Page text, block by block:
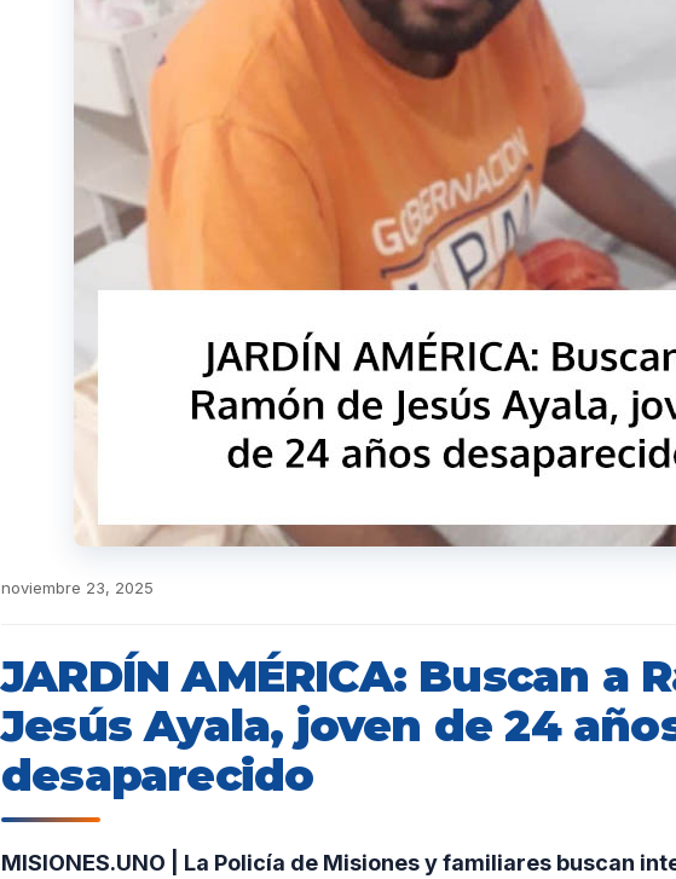
noviembre 23, 2025
JARDÍN AMÉRICA: Buscan a
Jesús Ayala, joven de 24
desaparecido
MISIONES.UNO | La Policía de Misiones y familiares buscan